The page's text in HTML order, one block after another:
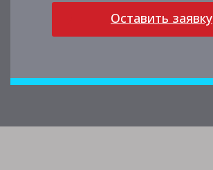
Оставить заявку